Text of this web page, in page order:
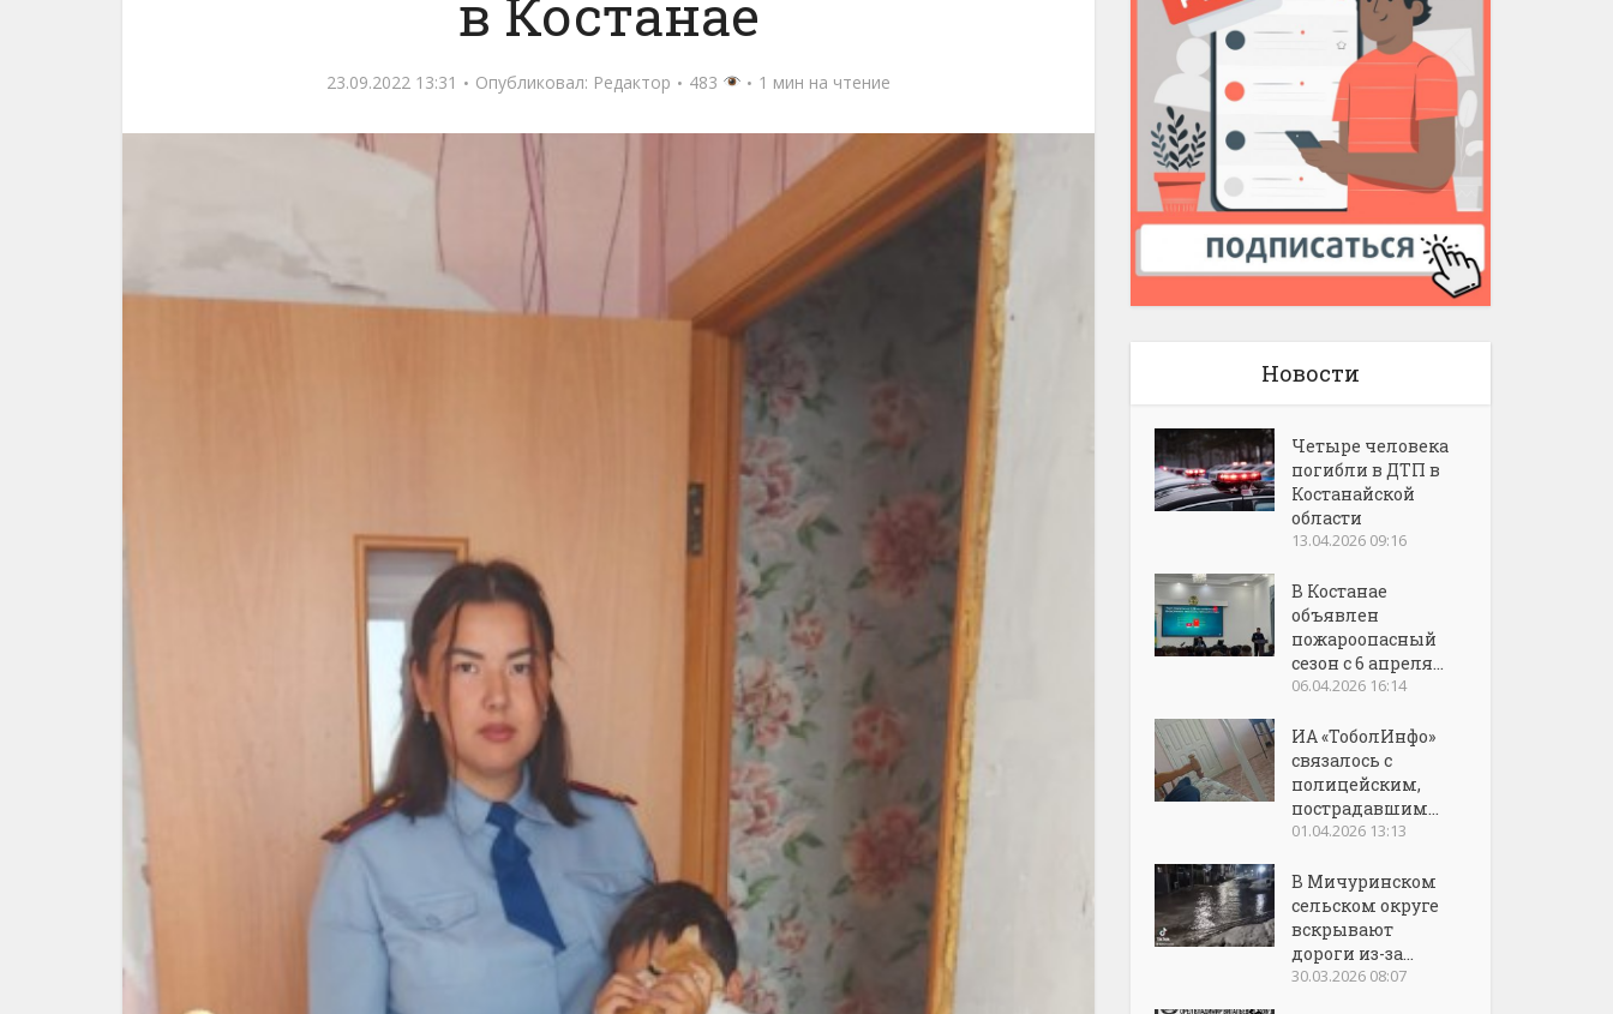
в Костанае
23.09.2022 13:31 Опубликовал: Редактор 483 1 мин на чтение
Новости
Четыре человека
погибли в ДТП в
Костанайской
области
13.04.2026 09:16
В Костанае
объявлен
пожароопасный
сезон с 6 апреля...
06.04.2026 16:14
ИА «ТоболИнфо»
связалось с
полицейским,
пострадавшим...
01.04.2026 13:13
В Мичуринском
сельском округе
вскрывают
дороги из-за...
30.03.2026 08:07